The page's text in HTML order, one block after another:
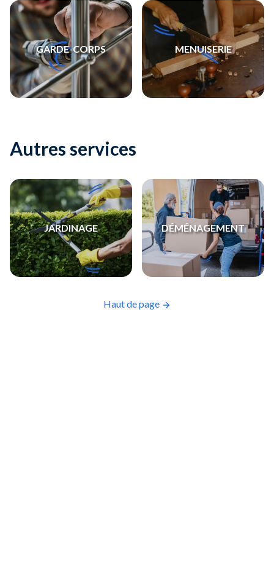
GARDE-CORPS MENUISERIE
Autres services
JARDINAGE DÉMÉNAGEMENT
Haut de page